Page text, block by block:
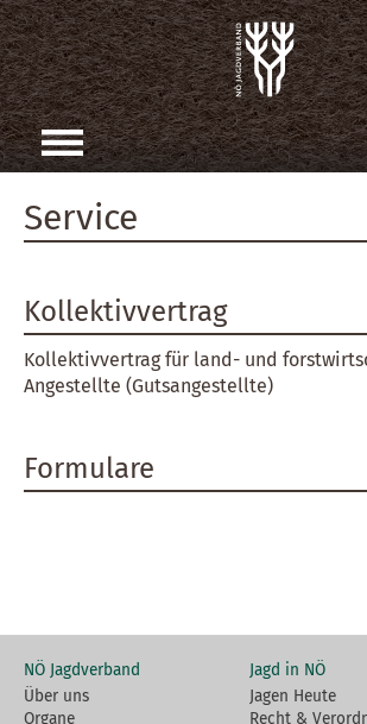
Service
Kollektivvertrag
Kollektivvertrag für land- und
Angestellte (Gutsangestellte)
Formulare
NÖ Jagdverband
Über uns
Organe
Jagd in NÖ
Jagen Heute
Recht &